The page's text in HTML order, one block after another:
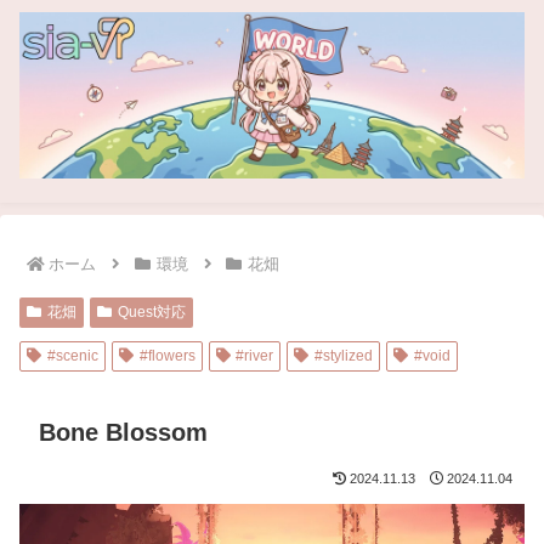
ホーム 環境 花畑
花畑 Quest対応
#scenic #flowers #river #stylized #void
Bone Blossom
2024.11.13 2024.11.04